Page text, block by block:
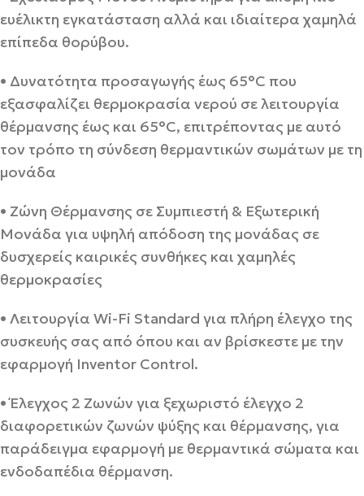
ευέλικτη εγκατάσταση αλλά και ιδιαίτερα χαμηλά
επίπεδα θορύβου.
• Δυνατότητα προσαγωγής έως 65°C που
εξασφαλίζει θερμοκρασία νερού σε λειτουργία
θέρμανσης έως και 65°C, επιτρέποντας με αυτό
τον τρόπο τη σύνδεση θερμαντικών σωμάτων με τη
μονάδα
• Ζώνη Θέρμανσης σε Συμπιεστή & Εξωτερική
Μονάδα για υψηλή απόδοση της μονάδας σε
δυσχερείς καιρικές συνθήκες και χαμηλές
θερμοκρασίες
• Λειτουργία Wi-Fi Standard για πλήρη έλεγχο της
συσκευής σας από όπου και αν βρίσκεστε με την
εφαρμογή Inventor Control.
• Έλεγχος 2 Ζωνών για ξεχωριστό έλεγχο 2
διαφορετικών ζωνών ψύξης και θέρμανσης, για
παράδειγμα εφαρμογή με θερμαντικά σώματα και
ενδοδαπέδια θέρμανση.